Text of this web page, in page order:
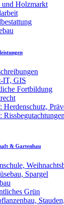
Holzmarkt
IT, GIS
Fortbildung
Herdenschutz,
Rissbegutachtungen
& Gartenbau
Spargel
Grün